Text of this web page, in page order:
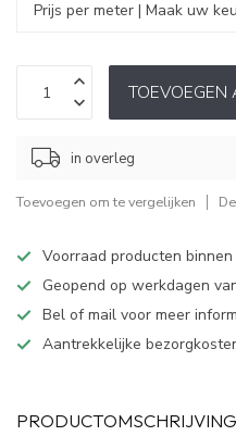
in overleg
Toevoegen om te vergelijken
Voorraad producten
Geopend op werkdagen
Bel of mail voor meer
Aantrekkelijke
PRODUCTOMSCHRIJVING